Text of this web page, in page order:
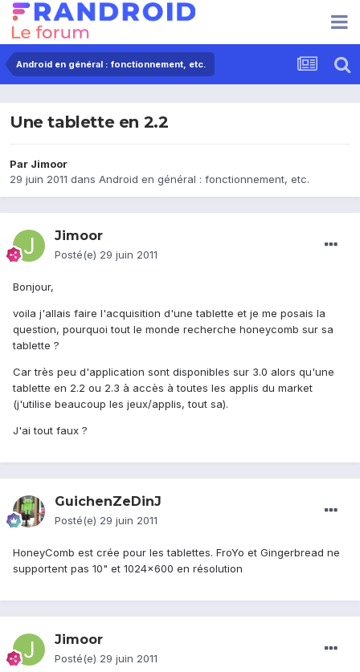
Android en général : fonctionnement, etc.
Une tablette en 2.2
Par Jimoor
29 juin 2011 dans Android en général : fonctionnement, etc.
Jimoor
Posté(e) 29 juin 2011
Bonjour,
voila j'allais faire l'acquisition d'une tablette et je me posais la
question, pourquoi tout le monde recherche honeycomb sur sa
tablette ?
Car très peu d'application sont disponibles sur 3.0 alors qu'une
tablette en 2.2 ou 2.3 à accès à toutes les applis du market
(j'utilise beaucoup les jeux/applis, tout sa).
J'ai tout faux ?
GuichenZeDinJ
Posté(e) 29 juin 2011
HoneyComb est crée pour les tablettes. FroYo et Gingerbread ne
supportent pas 10" et 1024x600 en résolution
Jimoor
Posté(e) 29 juin 2011